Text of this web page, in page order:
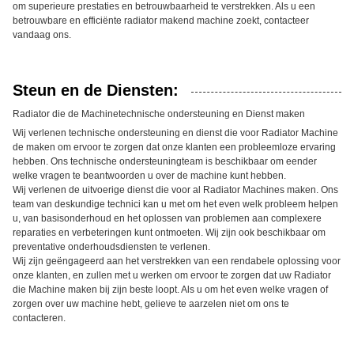
om superieure prestaties en betrouwbaarheid te verstrekken. Als u een
betrouwbare en efficiënte radiator makend machine zoekt, contacteer
vandaag ons.
Steun en de Diensten:
Radiator die de Machinetechnische ondersteuning en Dienst maken
Wij verlenen technische ondersteuning en dienst die voor Radiator Machine
de maken om ervoor te zorgen dat onze klanten een probleemloze ervaring
hebben. Ons technische ondersteuningteam is beschikbaar om eender
welke vragen te beantwoorden u over de machine kunt hebben.
Wij verlenen de uitvoerige dienst die voor al Radiator Machines maken. Ons
team van deskundige technici kan u met om het even welk probleem helpen
u, van basisonderhoud en het oplossen van problemen aan complexere
reparaties en verbeteringen kunt ontmoeten. Wij zijn ook beschikbaar om
preventative onderhoudsdiensten te verlenen.
Wij zijn geëngageerd aan het verstrekken van een rendabele oplossing voor
onze klanten, en zullen met u werken om ervoor te zorgen dat uw Radiator
die Machine maken bij zijn beste loopt. Als u om het even welke vragen of
zorgen over uw machine hebt, gelieve te aarzelen niet om ons te
contacteren.